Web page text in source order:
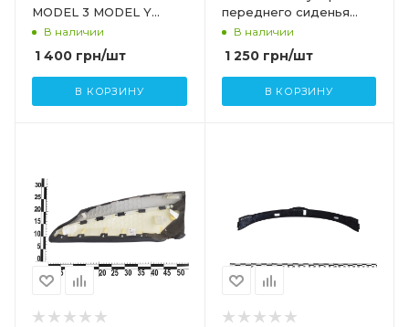
MODEL 3 MODEL Y
1090324-C1-C
В наличии
1 400 грн/шт
В КОРЗИНУ
переднего сиденья
TESLA MODEL 3
1118494-00-F
В наличии
1 250грн/шт
В КОРЗИНУ